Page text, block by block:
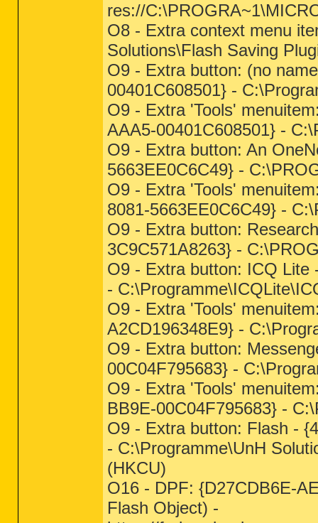
res://
O8 - Extra context menu
Solutions\Flash Saving
O9 - Extra button: (no
00401C608501} -
O9 - Extra 'Tools'
AAA5-00401C608501} -
O9 - Extra button: An
5663EE0C6C49} -
O9 - Extra 'Tools'
8081-5663EE0C6C49} -
O9 - Extra button:
3C9C571A8263} -
O9 - Extra button: ICQ Lite
-
O9 - Extra 'Tools'
A2CD196348E9} -
O9 - Extra button:
00C04F795683} -
O9 - Extra 'Tools'
BB9E-00C04F795683} -
O9 - Extra button: Flash -
- C:\Programme\UnH
(HKCU)
O16 - DPF: {D27CDB6E-
Flash Object) -